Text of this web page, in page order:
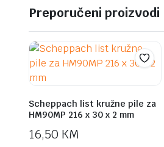
Preporučeni proizvodi
Scheppach list kružne pile za
HM90MP 216 x 30 x 2 mm
16,50 KM